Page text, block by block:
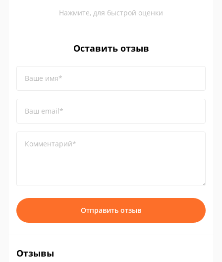
Нажмите, для быстрой оценки
Оставить отзыв
Ваше имя*
Ваш email*
Комментарий*
Отправить отзыв
Отзывы